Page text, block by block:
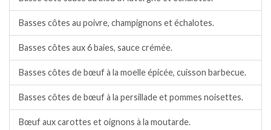
Basses côtes au poivre, champignons et échalotes.
Basses côtes aux 6 baies, sauce crémée.
Basses côtes de bœuf à la moelle épicée, cuisson barbecue.
Basses côtes de bœuf à la persillade et pommes noisettes.
Bœuf aux carottes et oignons à la moutarde.